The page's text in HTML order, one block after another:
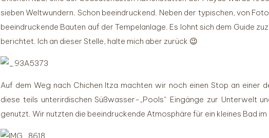
sieben Weltwundern. Schon beeindruckend. Neben der typischen, von
beeindruckende Bauten auf der Tempelanlage. Es lohnt sich dem Guide
berichtet. Ich an dieser Stelle, halte mich aber zurück 😉
Auf dem Weg nach Chichen Itza machten wir noch einen Stop an einer
diese teils unterirdischen Süßwasser-„Pools“ Eingänge zur Unterwelt
genutzt. Wir nutzten die beeindruckende Atmosphäre für ein kleines Bad